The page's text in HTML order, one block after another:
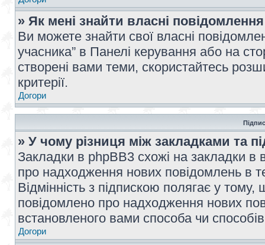
» Як мені знайти власні
Ви можете знайти свої власні
учасника” в Панелі керування або на
створені вами теми, скористайтесь
критерії.
Догори
» У чому різниця між закладками та
Закладки в phpBB3 схожі на закладки
про надходження нових повідомлень в
Відмінність з підпискою полягає у
повідомлено про надходження нових
встановленого вами способа чи
Догори